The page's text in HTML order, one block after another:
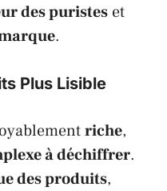
des puristes et
.
Plus Lisible
riche,
à déchiffrer.
des produits,